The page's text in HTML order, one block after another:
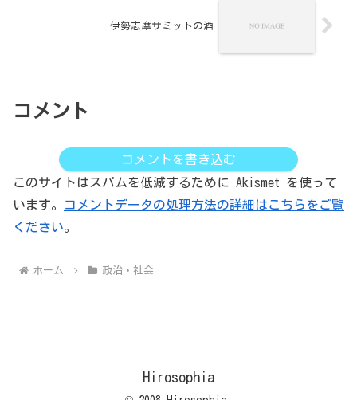
伊勢志摩サミットの酒
コメント
コメントを書き込む
このサイトはスパムを低減するために Akismet を使って
います。
コメントデータの処理方法の詳細はこちらをご覧
ください。
ホーム 政治・社会
Hirosophia